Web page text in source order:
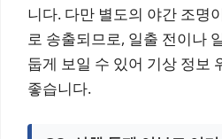
니다. 다만 별도의 야간 조명
로 송출되므로, 일출 전이나
둡게 보일 수 있어 기상 정보
좋습니다.